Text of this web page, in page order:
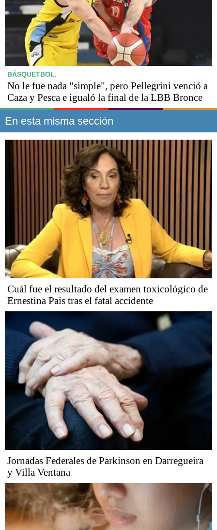
BÁSQUETBOL.
No le fue nada "simple", pero Pellegrini venció a
Caza y Pesca e igualó la final de la LBB Bronce
En esta misma sección
Cuál fue el resultado del examen toxicológico de
Ernestina Pais tras el fatal accidente
Jornadas Federales de Parkinson en Darregueira
y Villa Ventana